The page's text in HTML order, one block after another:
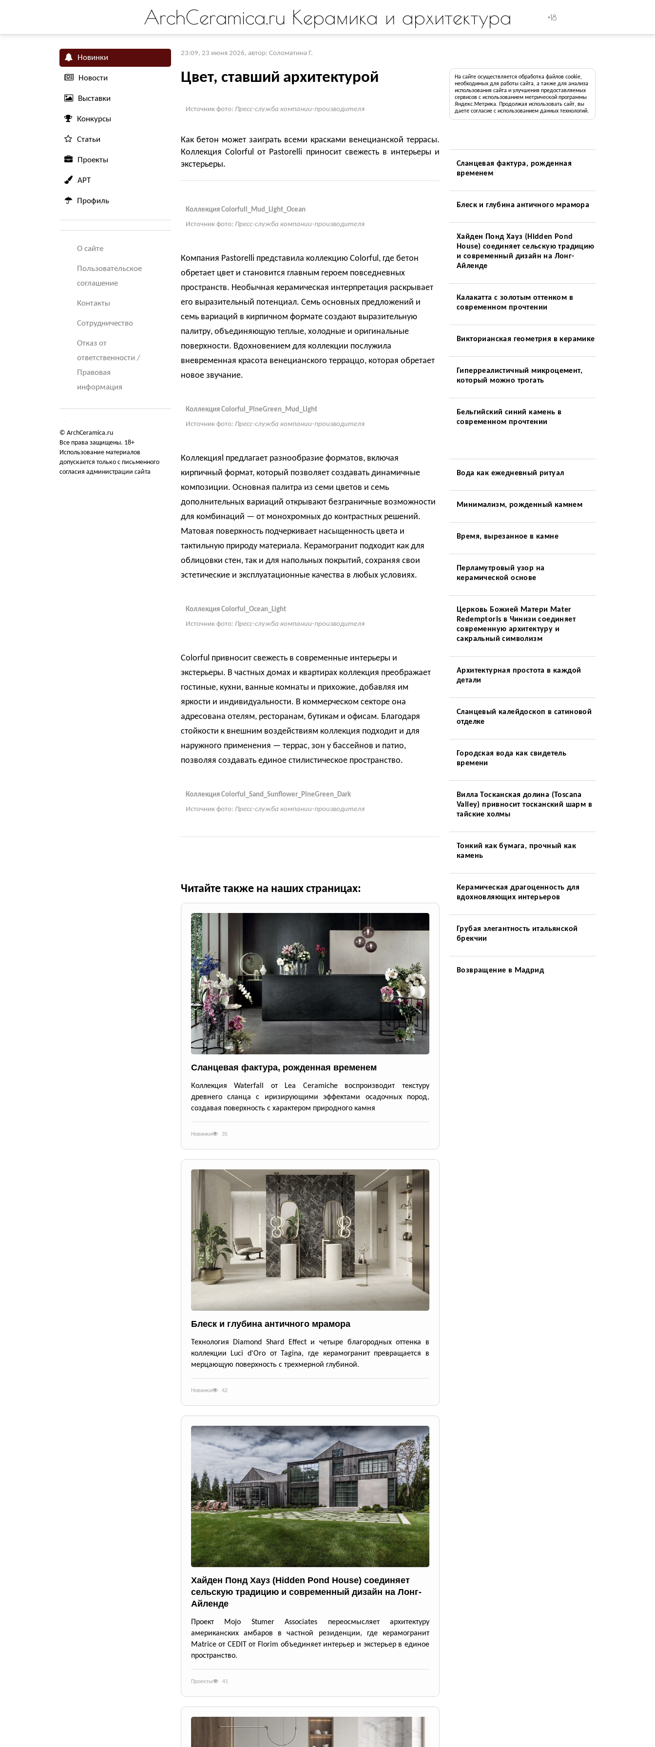
ArchCeramica.ru Керамика и архитектура +18
Новинки
Новости
Выставки
Конкурсы
Статьи
Проекты
АРТ
Профиль
О сайте
Пользовательское
соглашение
Контакты
Сотрудничество
Отказ от
ответственности /
Правовая
информация
© ArchCeramica.ru
Все права защищены. 18+
Использование материалов
допускается только с письменного
согласия администрации сайта
23:09, 23 июня 2026, автор: Соломатина Г.
Цвет, ставший архитектурой
Источник фото: Пресс-служба компании-производителя
Как бетон может заиграть всеми красками венецианской террасы.
Коллекция Colorful от Pastorelli приносит свежесть в интерьеры и
экстерьеры.
Коллекция Colorfull_Mud_Light_Ocean
Источник фото: Пресс-служба компании-производителя
Компания Pastorelli представила коллекцию Colorful, где бетон
обретает цвет и становится главным героем повседневных
пространств. Необычная керамическая интерпретация раскрывает
его выразительный потенциал. Семь основных предложений и
семь вариаций в кирпичном формате создают выразительную
палитру, объединяющую теплые, холодные и оригинальные
поверхности. Вдохновением для коллекции послужила
вневременная красота венецианского терраццо, которая обретает
новое звучание.
Коллекция Colorful_PineGreen_Mud_Light
Источник фото: Пресс-служба компании-производителя
Коллекцияl предлагает разнообразие форматов, включая
кирпичный формат, который позволяет создавать динамичные
композиции. Основная палитра из семи цветов и семь
дополнительных вариаций открывают безграничные возможности
для комбинаций — от монохромных до контрастных решений.
Матовая поверхность подчеркивает насыщенность цвета и
тактильную природу материала. Керамогранит подходит как для
облицовки стен, так и для напольных покрытий, сохраняя свои
эстетические и эксплуатационные качества в любых условиях.
Коллекция Colorful_Ocean_Light
Источник фото: Пресс-служба компании-производителя
Colorful привносит свежесть в современные интерьеры и
экстерьеры. В частных домах и квартирах коллекция преображает
гостиные, кухни, ванные комнаты и прихожие, добавляя им
яркости и индивидуальности. В коммерческом секторе она
адресована отелям, ресторанам, бутикам и офисам. Благодаря
стойкости к внешним воздействиям коллекция подходит и для
наружного применения — террас, зон у бассейнов и патио,
позволяя создавать единое стилистическое пространство.
Коллекция Colorful_Sand_Sunflower_PineGreen_Dark
Источник фото: Пресс-служба компании-производителя
Читайте также на наших страницах:
Сланцевая фактура, рожденная временем
Коллекция Waterfall от Lea Ceramiche воспроизводит текстуру
древнего сланца с иризирующими эффектами осадочных пород,
создавая поверхность с характером природного камня
Новинки 35
Блеск и глубина античного мрамора
Технология Diamond Shard Effect и четыре благородных оттенка в
коллекции Luci d'Oro от Tagina, где керамогранит превращается в
мерцающую поверхность с трехмерной глубиной.
Новинки 42
Хайден Понд Хауз (Hidden Pond House) соединяет
сельскую традицию и современный дизайн на Лонг-
Айленде
Проект Mojo Stumer Associates переосмысляет архитектуру
американских амбаров в частной резиденции, где керамогранит
Matrice от CEDIT от Florim объединяет интерьер и экстерьер в единое
пространство.
Проекты 41
На сайте осуществляется обработка файлов cookie,
необходимых для работы сайта, а также для анализа
использования сайта и улучшения предоставляемых
сервисов с использованием метрической программы
Яндекс.Метрика. Продолжая использовать сайт, вы
даете согласие с использованием данных технологий.
Сланцевая фактура, рожденная
временем
Блеск и глубина античного мрамора
Хайден Понд Хауз (Hidden Pond
House) соединяет сельскую традицию
и современный дизайн на Лонг-
Айленде
Калакатта с золотым оттенком в
современном прочтении
Викторианская геометрия в керамике
Гиперреалистичный микроцемент,
который можно трогать
Бельгийский синий камень в
современном прочтении
Вода как ежедневный ритуал
Минимализм, рожденный камнем
Время, вырезанное в камне
Перламутровый узор на
керамической основе
Церковь Божией Матери Mater
Redemptoris в Чинизи соединяет
современную архитектуру и
сакральный символизм
Архитектурная простота в каждой
детали
Сланцевый калейдоскоп в сатиновой
отделке
Городская вода как свидетель
времени
Вилла Тосканская долина (Toscana
Valley) привносит тосканский шарм в
тайские холмы
Тонкий как бумага, прочный как
камень
Керамическая драгоценность для
вдохновляющих интерьеров
Грубая элегантность итальянской
брекчии
Возвращение в Мадрид